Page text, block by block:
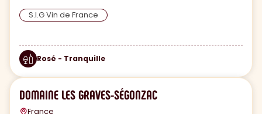
S.I.G Vin de France
Rosé - Tranquille
DOMAINE LES GRAVES-SÉGONZAC
France